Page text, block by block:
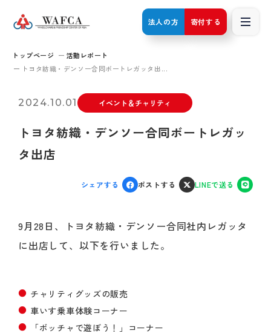
法人の方 寄付する
トップページ
活動レポート
トヨタ紡織・デンソー合同ボートレガッタ出...
2024.10.01 イベント＆チャリティ
トヨタ紡織・デンソー合同ボートレガッ
タ出店
シェアする ポストする LINEで送る
9月28日、トヨタ紡織・デンソー合同社内レガッタ
に出店して、以下を行いました。
チャリティグッズの販売
車いす乗車体験コーナー
「ボッチャで遊ぼう！」コーナー